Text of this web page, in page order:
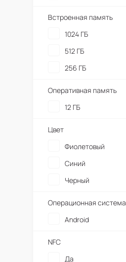
Встроенная память
1024 ГБ
512 ГБ
256 ГБ
Оперативная память
12 ГБ
Цвет
Фиолетовый
Синий
Черный
Операционная система
Android
NFC
Да